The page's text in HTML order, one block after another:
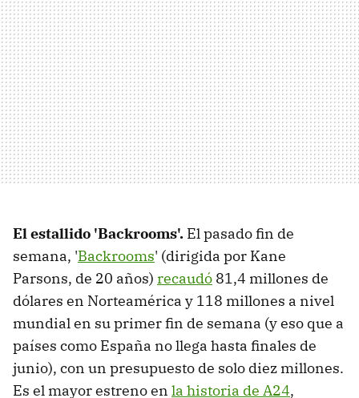
El estallido 'Backrooms'. El pasado fin de
semana, 'Backrooms' (dirigida por Kane
Parsons, de 20 años) recaudó 81,4 millones de
dólares en Norteamérica y 118 millones a nivel
mundial en su primer fin de semana (y eso que a
países como España no llega hasta finales de
junio), con un presupuesto de solo diez millones.
Es el mayor estreno en la historia de A24,